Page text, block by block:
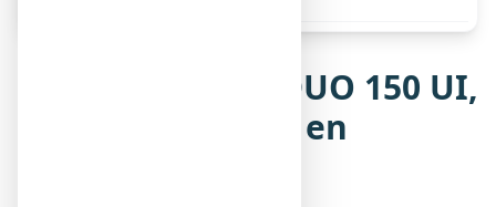
Notice de ZYMADUO 150 UI,
solution buvable en